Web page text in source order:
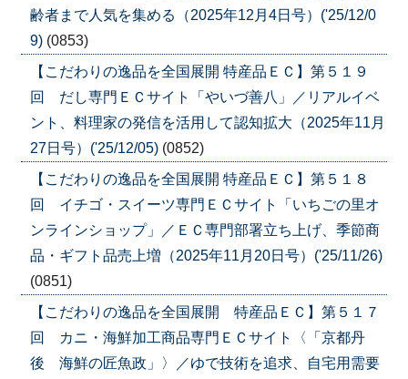
齢者まで人気を集める（2025年12月4日号）('25/12/0
9) (0853)
【こだわりの逸品を全国展開 特産品ＥＣ】第５１９
回 だし専門ＥＣサイト「やいづ善八」／リアルイベ
ント、料理家の発信を活用して認知拡大（2025年11月
27日号）('25/12/05) (0852)
【こだわりの逸品を全国展開 特産品ＥＣ】第５１８
回 イチゴ・スイーツ専門ＥＣサイト「いちごの里オ
ンラインショップ」／ＥＣ専門部署立ち上げ、季節商
品・ギフト品売上増（2025年11月20日号）('25/11/26)
(0851)
【こだわりの逸品を全国展開 特産品ＥＣ】第５１７
回 カニ・海鮮加工商品専門ＥＣサイト〈「京都丹
後 海鮮の匠魚政」〉／ゆで技術を追求、自宅用需要